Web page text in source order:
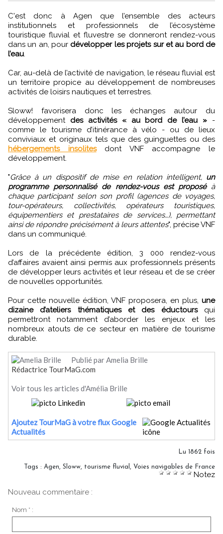
C'est donc à Agen que l’ensemble des acteurs
institutionnels et professionnels de l’écosystème
touristique fluvial et fluvestre se donneront rendez-vous
dans un an, pour développer les projets sur et au bord de
l’eau.
Car, au-delà de l’activité de navigation, le réseau fluvial est
un territoire propice au développement de nombreuses
activités de loisirs nautiques et terrestres.
Sloww! favorisera donc les échanges autour du
développement des activités « au bord de l’eau » -
comme le tourisme d’itinérance à vélo - ou de lieux
conviviaux et originaux tels que des guinguettes ou des
hébergements insolitesdont VNF accompagne le
développement.
"Grâce à un dispositif de mise en relation intelligent, un
programme personnalisé de rendez-vous est proposéà
chaque participant selon son profil (agences de voyages,
tour-opérateurs, collectivités, opérateurs touristiques,
équipementiers et prestataires de services…), permettant
ainsi de répondre précisément à leurs attentes", précise VNF
dans un communiqué.
Lors de la précédente édition, 3 000 rendez-vous
d’affaires avaient ainsi permis aux professionnels présents
de développer leurs activités et leur réseau et de se créer
de nouvelles opportunités.
Pour cette nouvelle édition, VNF proposera, en plus, une
dizaine d’ateliers thématiques et des éductoursqui
permettront notamment d’aborder les enjeux et les
nombreux atouts de ce secteur en matière de tourisme
durable.
Publié par Amelia Brille
Rédactrice TourMaG.com
Voir tous les articles d'Amélia Brille
Ajoutez TourMaG à votre flux Google
Actualités
Lu 1862 fois
Tags : Agen, Sloww, tourisme fluvial , Voies navigables de France
Notez
Nouveau commentaire :
Nom * :